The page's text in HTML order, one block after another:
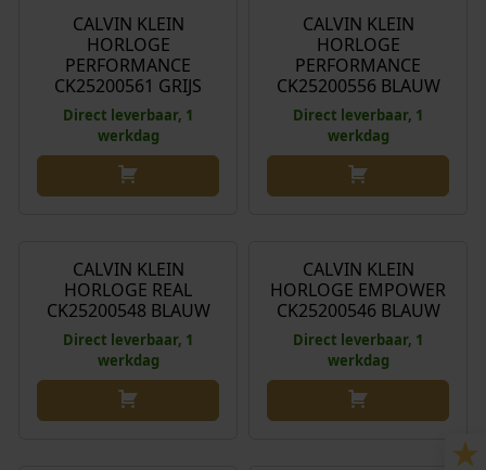
CALVIN KLEIN
HORLOGE
PERFORMANCE
CK25200561 GRIJS
Direct leverbaar, 1
werkdag
CALVIN KLEIN
HORLOGE
PERFORMANCE
CK25200556 BLAUW
Direct leverbaar, 1
werkdag
CALVIN KLEIN
HORLOGE REAL
CK25200548 BLAUW
Direct leverbaar, 1
werkdag
CALVIN KLEIN
HORLOGE EMPOWER
CK25200546 BLAUW
Direct leverbaar, 1
werkdag